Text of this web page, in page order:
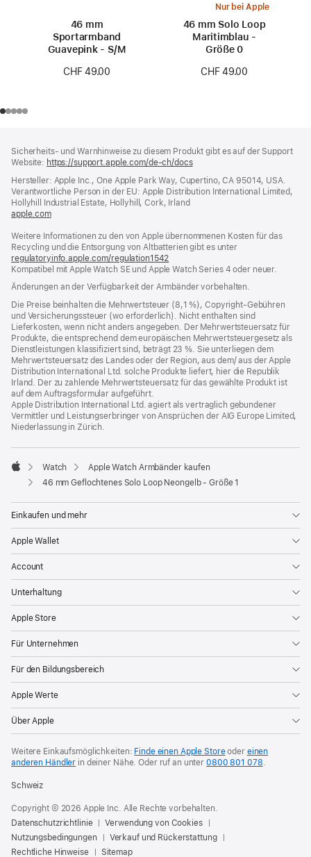
46 mm
Sportarmband
Guavepink - S/M
CHF 49.00
Nur bei Apple
46 mm Solo Loop
Maritimblau -
Größe 0
CHF 49.00
Sicherheits- und Warnhinweise zu diesem Produkt gibt es auf der Support
Website: https://support.apple.com/de-ch/docs(öffnet
neues
Fenster)
Hersteller: Apple Inc., One Apple Park Way, Cupertino, CA 95014, USA.
Verantwortliche Person in der EU: Apple Distribution International Limited,
Hollyhill Industrial Estate, Hollyhill, Cork, Irland
apple.com(öffnet
neues
Fenster)
Weitere Informationen zu den von Apple übernommenen Kosten für das
Recycling und die Entsorgung von Altbatterien gibt es unter
regulatoryinfo.apple.com/regulation1542
ein
neues
Fenster)
Kompatibel mit Apple Watch SE und Apple Watch Series 4 oder neuer.
Änderungen an der Verfügbarkeit der Armbänder vorbehalten.
Die Preise beinhalten die Mehrwertsteuer (8,1 %), Copyright-Gebühren
und Versicherungssteuer (wo erforderlich). Nicht enthalten sind
Lieferkosten, wenn nicht anders angegeben. Der Mehrwertsteuersatz für
Produkte, die entsprechend dem europäischen Mehrwertsteuergesetz als
Dienstleistungen klassifiziert sind, beträgt 23 %. Sie unterliegen dem
Mehrwertsteuersatz des Landes oder der Region, aus dem/ aus der Apple
Distribution International Ltd. solche Produkte liefert, hier die Republik
Irland. Der zu zahlende Mehrwertsteuersatz für das gewählte Produkt ist
auf dem Auftragsformular aufgeführt.
Apple Distribution International Ltd. agiert als vertraglich gebundener
Vermittler und Leistungserbringer von Ansprüchen der AIG Europe Limited,
Niederlassung in Zürich.
Apple
Watch
Apple Watch Armbänder kaufen
46 mm Geflochtenes Solo Loop Neongelb - Größe 1
Einkaufen und mehr
Apple Wallet
Account
Unterhaltung
Apple Store
Für Unternehmen
Für den Bildungsbereich
Apple Werte
Über Apple
Weitere Einkaufsmöglichkeiten: Finde einen Apple Storeoder einen
anderen Händler in deiner Nähe. Oder ruf an unter0800 801 078
Schweiz
Copyright © 2026 Apple Inc. Alle Rechte vorbehalten.
Datenschutzrichtlinie
Verwendung von Cookies
Nutzungsbedingungen
Verkauf und Rückerstattung
Rechtliche Hinweise
Sitemap